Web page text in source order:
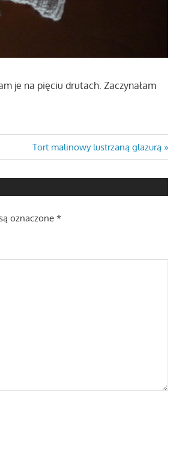
je na pięciu drutach. Zaczynałam
Next
Post:
Tort malinowy lustrzaną glazurą
oznaczone*